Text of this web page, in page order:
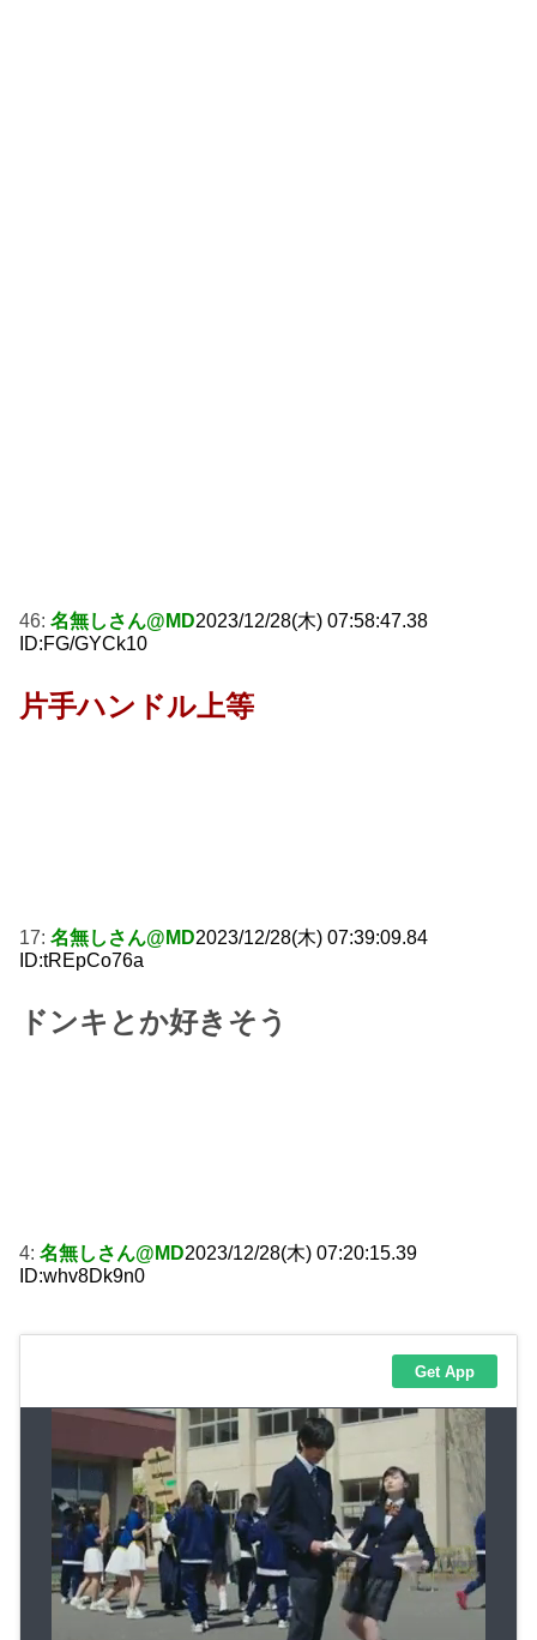
46: 名無しさん@MD2023/12/28(木) 07:58:47.38
ID:FG/GYCk10
片手ハンドル上等
17: 名無しさん@MD2023/12/28(木) 07:39:09.84
ID:tREpCo76a
ドンキとか好きそう
4: 名無しさん@MD2023/12/28(木) 07:20:15.39
ID:whv8Dk9n0